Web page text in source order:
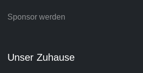
Sponsor werden
Unser Zuhause